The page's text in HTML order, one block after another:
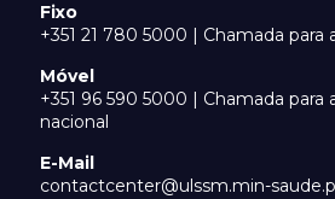
Fixo
+351 21 780 5000 | Chamada para
Móvel
+351 96 590 5000 | Chamada para
nacional
E-Mail
contactcenter@ulssm.min-